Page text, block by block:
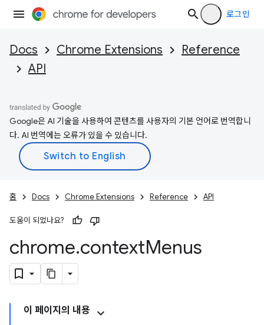
로그인
Docs Chrome Extensions
Reference
API
Google은 AI 기술을 사용하여 콘텐츠를 사용자의 기본 언어로 번역합니
다. AI 번역에는 오류가 있을 수 있습니다.
홈 Docs Chrome Extensions Reference API
도움이 되었나요?
chrome.contextMenus
이 페이지의 내용